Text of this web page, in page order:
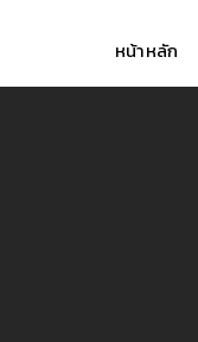
หน้าหลัก